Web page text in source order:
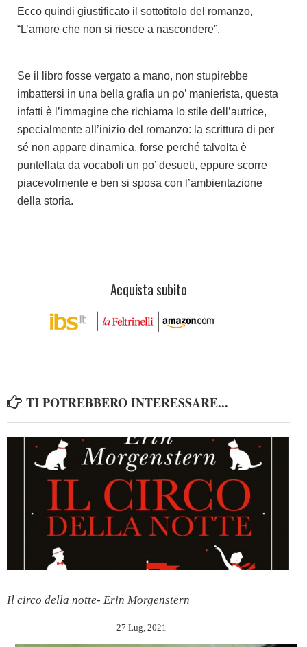
Ecco quindi giustificato il sottotitolo del romanzo,
“L’amore che non si riesce a nascondere”.
Se il libro fosse vergato a mano, non stupirebbe
imbattersi in una bella grafia un po’ manierista, questa
infatti è l’immagine che richiama lo stile dell’autrice,
specialmente all’inizio del romanzo: la scrittura di per
sé non appare dinamica, forse perché talvolta è
puntellata da vocaboli un po’ desueti, eppure scorre
piacevolmente e ben si sposa con l’ambientazione
della storia.
Acquista subito
TI POTREBBERO INTERESSARE...
Il circo della notte- Erin Morgenstern
27 Lug, 2021